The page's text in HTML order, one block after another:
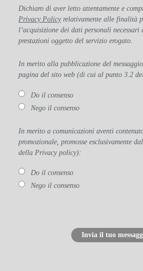
Dichiaro di aver letto attentamente e
Privacy Policy relativamente alle finalità
l’acquisizione dei dati personali necessari
prestazioni oggetto del servizio erogato.
In merito alla pubblicazione del
pagina del sito web (di cui al punto 3.2
Do il consenso
Nego il consenso
In merito a comunicazioni aventi
promozionale, promosse esclusivamente
della Privacy policy):
Do il consenso
Nego il consenso
Invia il tuo